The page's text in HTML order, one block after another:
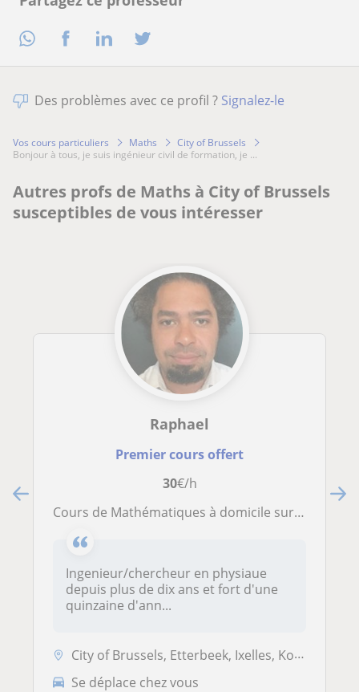
Des problèmes avec ce profil ? Signalez-le
Vos cours particuliers Maths
City of Brussels
bonjour à tous, je suis ingénieur civil de formation, je ...
Autres profs de Maths à City of Brussels
susceptibles de vous intéresser
Raphael
Premier cours offert
30€/h
Cours de Mathématiques à domicile sur Bruxelles
Ingenieur/chercheur en physiaue
depuis plus de dix ans et fort d'une
quinzaine d'ann...
City of Brussels, Etterbeek, Ixelles, Koekelberg, Saint-Josse-ten-Nood...
Se déplace chez vous